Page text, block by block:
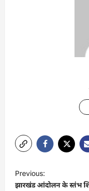
o
Previous:
झारखंड आंदोलन के स्तंभ